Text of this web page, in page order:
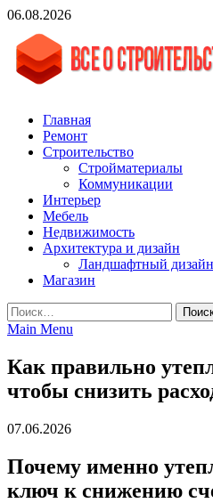
Skip
content
06.08.2026
vgasa.ru
Строительный журнал. Всё о
Главная
Ремонт
Строительство
Стройматериалы
Коммуникации
Интерьер
Мебель
Недвижимость
Архитектура и дизайн
Ландшафтный дизайн
Магазин
Найти:
Main Menu
Как правильно
чтобы снизить
07.06.2026
Почему именно
ключ к снижению